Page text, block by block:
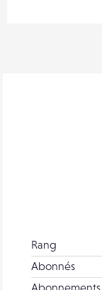
Rang
Abonnés